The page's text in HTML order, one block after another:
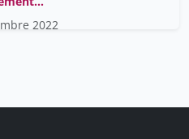
2022